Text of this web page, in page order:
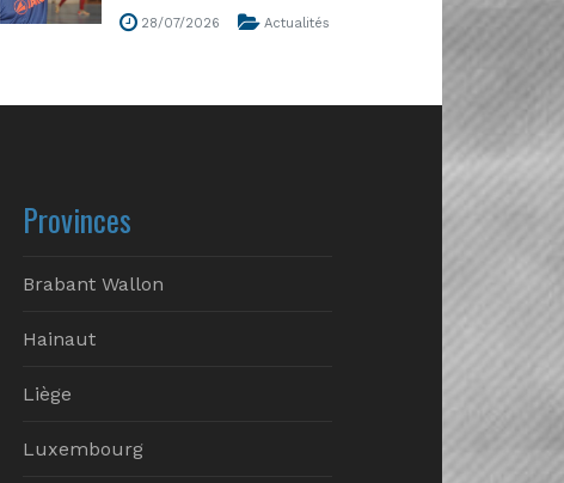
28/07/2026 Actualités
Provinces
Brabant Wallon
Hainaut
Liège
Luxembourg